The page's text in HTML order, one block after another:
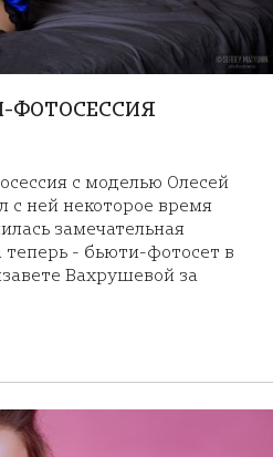
ФОТОСЕССИЯ
с моделью Олесей
с ней некоторое время
замечательная
теперь - бьюти-фотосет в
Вахрушевой за